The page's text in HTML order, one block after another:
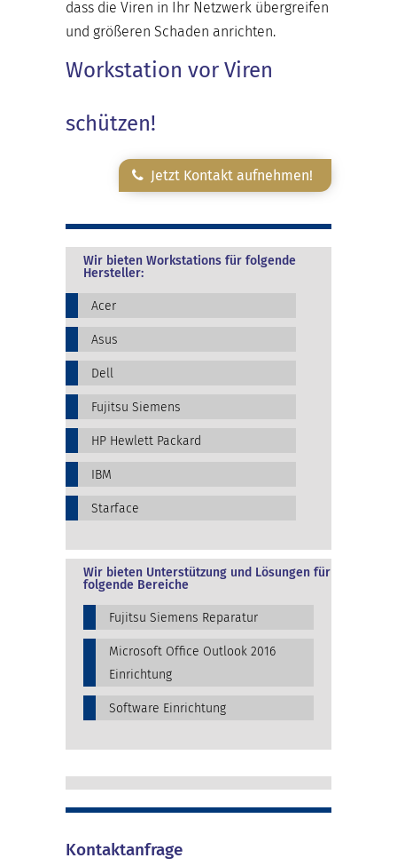
dass die Viren in Ihr Netzwerk übergreifen
und größeren Schaden anrichten.
Workstation vor Viren
schützen!
Jetzt Kontakt aufnehmen!
Wir bieten Workstations für folgende
Hersteller:
Acer
Asus
Dell
Fujitsu Siemens
HP Hewlett Packard
IBM
Starface
Wir bieten Unterstützung und Lösungen für
folgende Bereiche
Fujitsu Siemens Reparatur
Microsoft Office Outlook 2016
Einrichtung
Software Einrichtung
Kontaktanfrage